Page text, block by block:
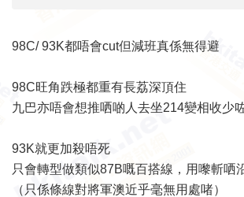
98C/ 93K都唔會cut但減班真係無得避
98C旺角跌極都重有長荔深頂住
九巴亦唔會想推哂啲人去坐214變相收少
93K就更加殺唔死
只會轉型做類似87B嘅百搭線，用嚟斬哂
（只係條線對將軍澳近乎毫無用處啫）